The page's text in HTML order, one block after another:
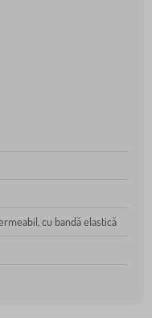
cu bandă elastică